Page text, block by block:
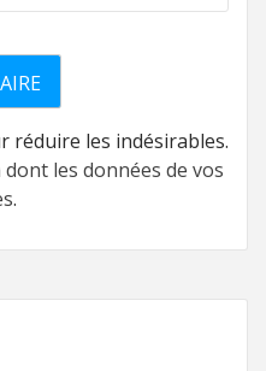
réduire les indésirables.
les données de vos
.